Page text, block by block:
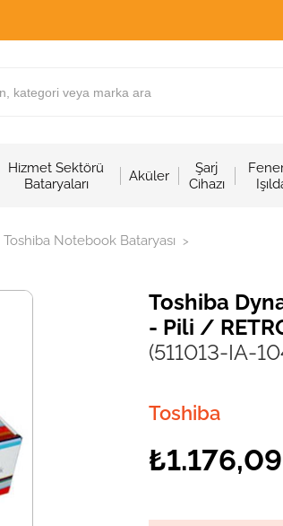
Hizmet Sektörü
Bataryaları
Aküler
Şarj
Cihazı
Toshiba Notebook Bataryası >
Toshiba
- Pili /
(511013-IA-
Toshiba
₺1.176,09